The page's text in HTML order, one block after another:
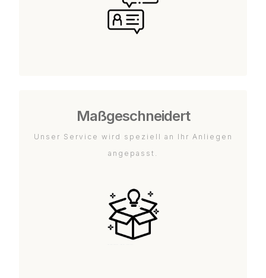
Maßgeschneidert
Unser Service wird speziell an Ihr Anliegen
angepasst.